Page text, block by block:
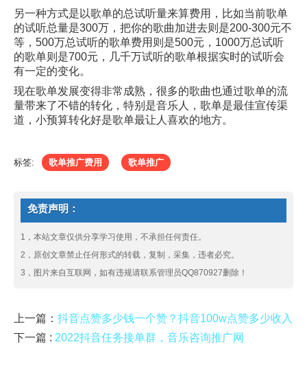
另一种方式是以歌单的总试听量来算费用，比如当前歌单
的试听总量是300万，把你的歌曲加进去则是200-300元不
等，500万总试听的歌单费用则是500元，1000万总试听
的歌单则是700元，几千万试听的歌单根据实时的试听会
有一定的变化。
现在歌单发展变得非常成熟，很多的歌曲也通过歌单的流
量带来了不错的转化，特别是音乐人，歌单是最佳宣传渠
道，小预算转化好是歌单最让人喜欢的地方。
标签: 歌单推广费用 歌单推广
免责声明：
1，本站文章仅供分享学习使用，不承担任何责任。
2，原创文章禁止任何形式的转载，复制，采集，违者必究。
3，图片来自互联网，如有违规请联系管理员QQ870927删除！
上一篇： 抖音点赞多少钱一个赞？抖音100w点赞多少收入
下一篇 : 2022抖音任务接单群，音乐咨询推广网